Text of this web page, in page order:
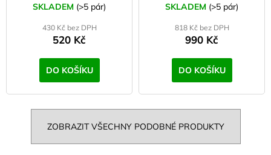
SKLADEM (>5 pár)
430 Kč bez DPH
520 Kč
DO KOŠÍKU
SKLADEM (>5 pár)
818 Kč bez DPH
990 Kč
DO KOŠÍKU
ZOBRAZIT VŠECHNY PODOBNÉ PRODUKTY